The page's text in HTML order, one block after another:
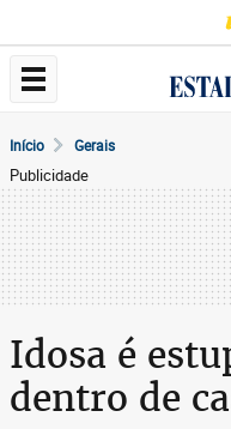
Início Gerais
Publicidade
Idosa é
dentro de